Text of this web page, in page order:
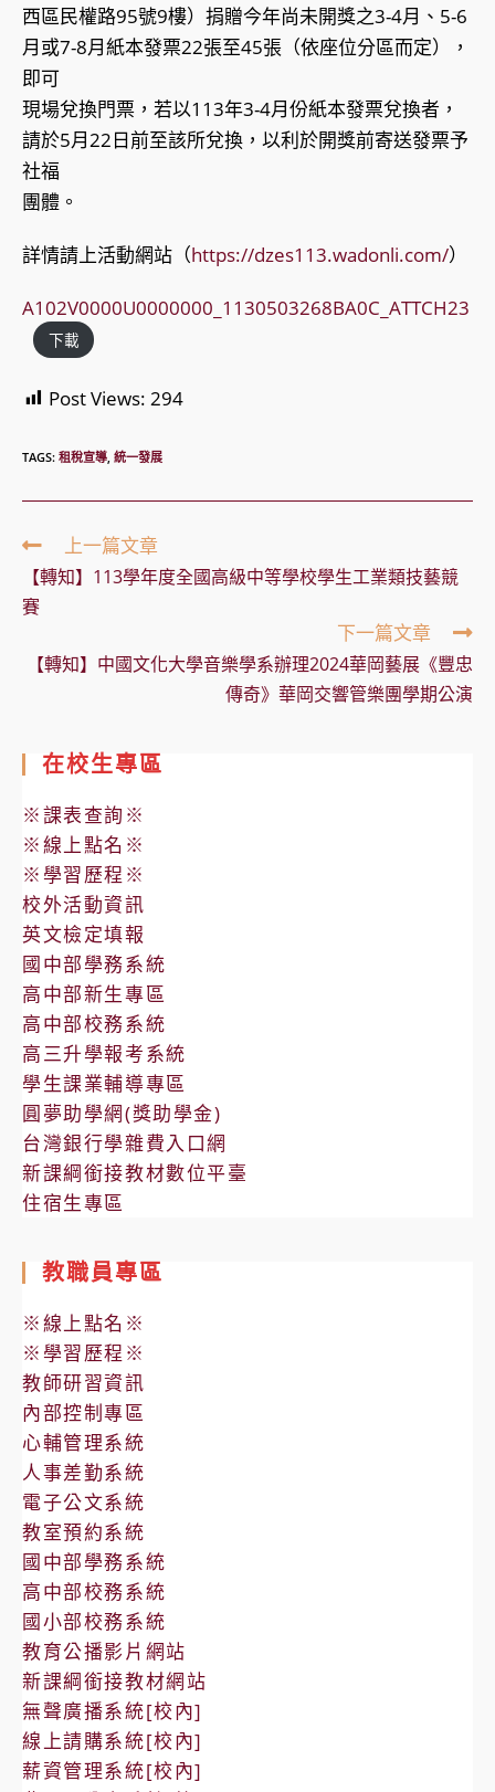
西區民權路95號9樓）捐贈今年尚未開獎之3-4月、5-6
月或7-8月紙本發票22張至45張（依座位分區而定），
即可
現場兌換門票，若以113年3-4月份紙本發票兌換者，
請於5月22日前至該所兌換，以利於開獎前寄送發票予
社福
團體。
詳情請上活動網站（https://dzes113.wadonli.com/）
A102V0000U0000000_1130503268BA0C_ATTCH23
下載
Post Views: 294
TAGS: 租稅宣導 統一發展
Read
more
articles
上一篇文章
【轉知】113學年度全國高級中等學校學生工業類技藝競
賽
下一篇文章
【轉知】中國文化大學音樂學系辦理2024華岡藝展《豐忠
傳奇》華岡交響管樂團學期公演
在校生專區
※課表查詢※
※線上點名※
※學習歷程※
校外活動資訊
英文檢定填報
國中部學務系統
高中部新生專區
高中部校務系統
高三升學報考系統
學生課業輔導專區
圓夢助學網(獎助學金)
台灣銀行學雜費入口網
新課綱銜接教材數位平臺
住宿生專區
教職員專區
※線上點名※
※學習歷程※
教師研習資訊
內部控制專區
心輔管理系統
人事差勤系統
電子公文系統
教室預約系統
國中部學務系統
高中部校務系統
國小部校務系統
教育公播影片網站
新課綱銜接教材網站
無聲廣播系統[校內]
線上請購系統[校內]
薪資管理系統[校內]